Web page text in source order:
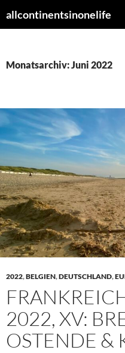
Inhalt
allcontinentsinonelife
Monatsarchiv: Juni 2022
2022,BELGIEN,DEUTSCHLAND,
2022, XV:
OSTENDE &